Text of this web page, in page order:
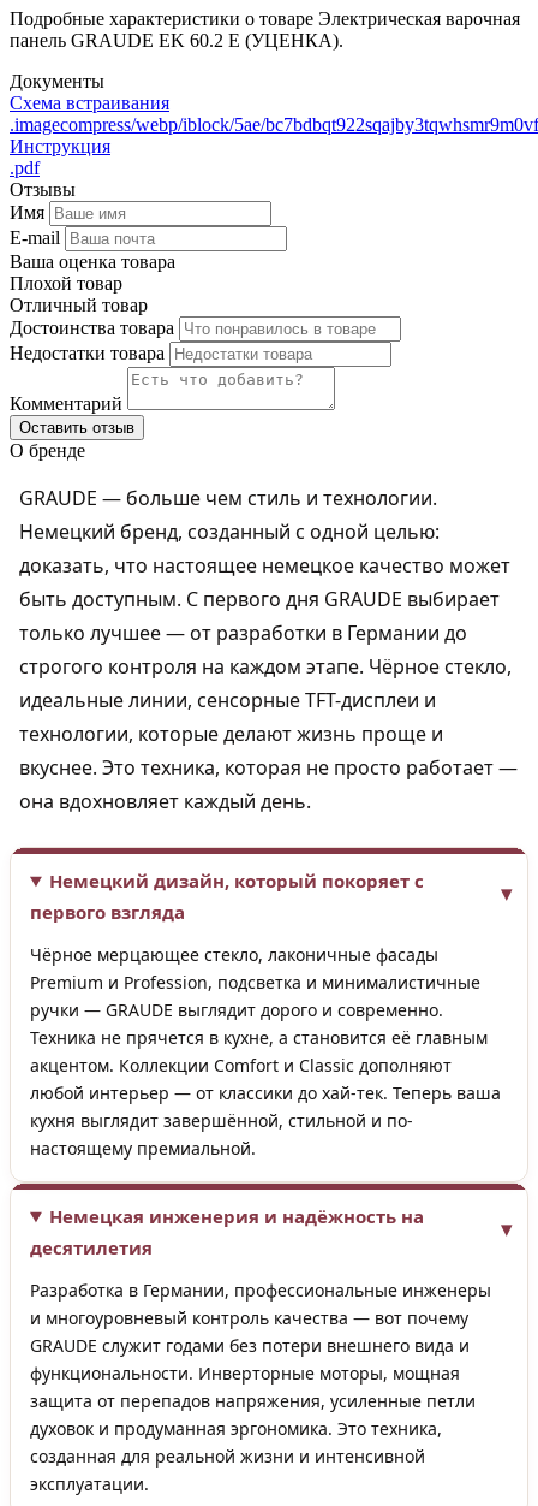
Подробные характеристики о товаре Электрическая варочная
панель GRAUDE EK 60.2 E (УЦЕНКА).
Документы
Схема встраивания
.imagecompress/webp/iblock/5ae/
Инструкция
.pdf
Отзывы
Имя
E-mail
Ваша оценка товара
Плохой товар
Отличный товар
Достоинства товара
Недостатки товара
Комментарий
Оставить отзыв
О бренде
GRAUDE — больше чем стиль и технологии.
Немецкий бренд, созданный с одной целью:
доказать, что настоящее немецкое качество может
быть доступным. С первого дня GRAUDE выбирает
только лучшее — от разработки в Германии до
строгого контроля на каждом этапе. Чёрное стекло,
идеальные линии, сенсорные TFT-дисплеи и
технологии, которые делают жизнь проще и
вкуснее. Это техника, которая не просто работает —
она вдохновляет каждый день.
Немецкий дизайн, который покоряет с
первого взгляда
Чёрное мерцающее стекло, лаконичные фасады
Premium и Profession, подсветка и минималистичные
ручки — GRAUDE выглядит дорого и современно.
Техника не прячется в кухне, а становится её главным
акцентом. Коллекции Comfort и Classic дополняют
любой интерьер — от классики до хай-тек. Теперь ваша
кухня выглядит завершённой, стильной и по-
настоящему премиальной.
Немецкая инженерия и надёжность на
десятилетия
Разработка в Германии, профессиональные инженеры
и многоуровневый контроль качества — вот почему
GRAUDE служит годами без потери внешнего вида и
функциональности. Инверторные моторы, мощная
защита от перепадов напряжения, усиленные петли
духовок и продуманная эргономика. Это техника,
созданная для реальной жизни и интенсивной
эксплуатации.